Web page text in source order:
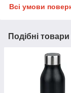
Всі умови
Подібні товари